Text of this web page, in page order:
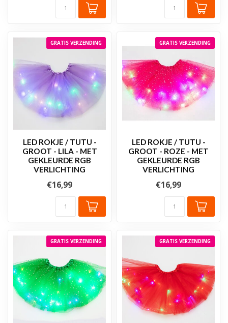
GRATIS VERZENDING
LED ROKJE / TUTU -
GROOT - LILA - MET
GEKLEURDE RGB
VERLICHTING
€16,99
GRATIS VERZENDING
LED ROKJE / TUTU -
GROOT - ROZE - MET
GEKLEURDE RGB
VERLICHTING
€16,99
GRATIS VERZENDING GRATIS VERZENDING